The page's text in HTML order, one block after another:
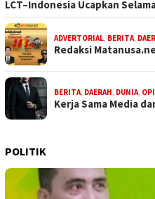
LCT–Indonesia Ucapkan
ADVERTORIAL, BERITA,
Redaksi
BERITA, DAERAH, DUNIA,
Kerja Sama Media
POLITIK